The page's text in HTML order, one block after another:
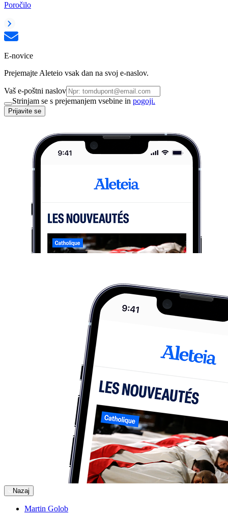
Poročilo
E-novice
Prejemajte Aleteio vsak dan na svoj e-naslov.
Vaš e-poštni naslov
Strinjam se s prejemanjem vsebine in pogoji.
Prijavite se
Nazaj
Martin Golob